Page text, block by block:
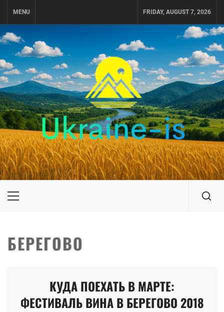
MENU FRIDAY, AUGUST 7, 2026
UKRAINE-IS
ПУТЕШЕСТВИЕ ПО УКРАИНЕ
Primary
БЕРЕГОВО
КУДА ПОЕХАТЬ В МАРТЕ:
ФЕСТИВАЛЬ ВИНА В БЕРЕГОВО 2018